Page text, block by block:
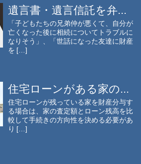
遺言書・遺言信託を弁...
「子どもたちの兄弟仲が悪くて、自分が
亡くなった後に相続についてトラブルに
なりそう」、「世話になった友達に財産
を […]
住宅ローンがある家の...
住宅ローンが残っている家を財産分与す
る場合は、家の査定額とローン残高を比
較して手続きの方向性を決める必要があ
り […]